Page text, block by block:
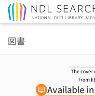
図書
The
from
Available